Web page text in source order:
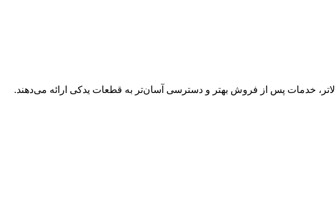
خدمات پس از فروش بهتر و دسترسی آسان‌تر به قطعات یدکی ارائه می‌دهند.